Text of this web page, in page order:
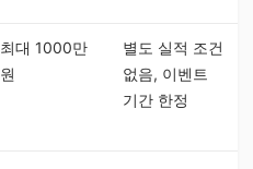
최대 1000만
원
별도 실적 조건
없음, 이벤트
기간 한정